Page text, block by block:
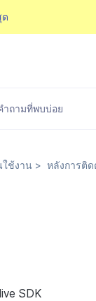
ด
ำถามที่พบบ่อย
ใช้งาน > หลังการติด
SDK